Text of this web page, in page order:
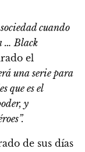
cuando
… Black
el
una serie para
que es el
y
de sus días